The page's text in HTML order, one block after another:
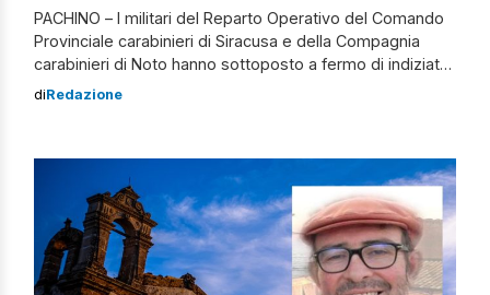
PACHINO – I militari del Reparto Operativo del Comando
Provinciale carabinieri di Siracusa e della Compagnia
carabinieri di Noto hanno sottoposto a fermo di indiziato
di delitto, emesso dalla Procura della Repubblica di
connazionale Aithem Mansour, avvenuto la notte tra il […]
diRedazione